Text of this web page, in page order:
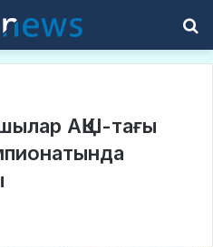
АҚШ-тағы